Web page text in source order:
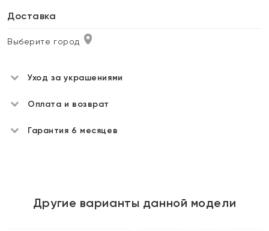
Доставка
Выберите город
Уход за украшениями
Оплата и возврат
Гарантия 6 месяцев
Другие варианты данной модели